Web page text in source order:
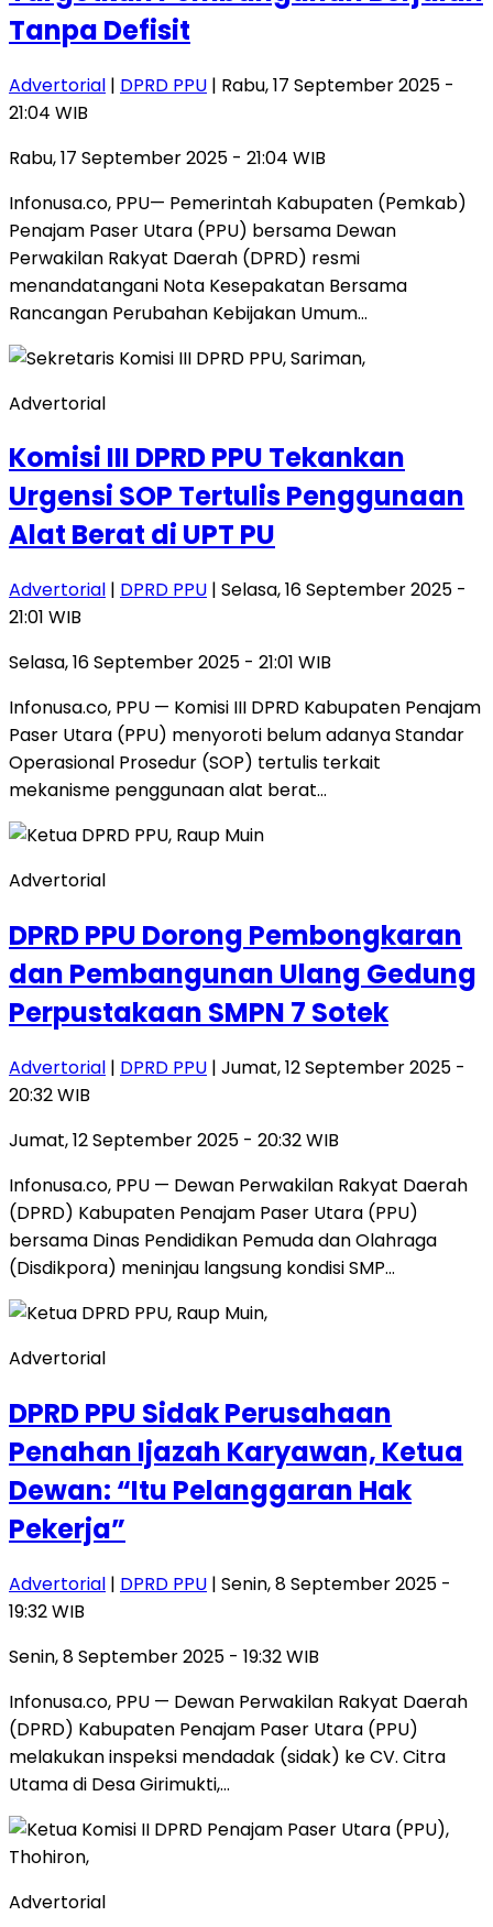
Tanpa Defisit
Advertorial | DPRD PPU | Rabu, 17 September 2025 -
21:04 WIB
Rabu, 17 September 2025 - 21:04 WIB
Infonusa.co, PPU— Pemerintah Kabupaten (Pemkab)
Penajam Paser Utara (PPU) bersama Dewan
Perwakilan Rakyat Daerah (DPRD) resmi
menandatangani Nota Kesepakatan Bersama
Rancangan Perubahan Kebijakan Umum…
Advertorial
Komisi III DPRD PPU Tekankan
Urgensi SOP Tertulis Penggunaan
Alat Berat di UPT PU
Advertorial | DPRD PPU | Selasa, 16 September 2025 -
21:01 WIB
Selasa, 16 September 2025 - 21:01 WIB
Infonusa.co, PPU — Komisi III DPRD Kabupaten Penajam
Paser Utara (PPU) menyoroti belum adanya Standar
Operasional Prosedur (SOP) tertulis terkait
mekanisme penggunaan alat berat…
Advertorial
DPRD PPU Dorong Pembongkaran
dan Pembangunan Ulang Gedung
Perpustakaan SMPN 7 Sotek
Advertorial | DPRD PPU | Jumat, 12 September 2025 -
20:32 WIB
Jumat, 12 September 2025 - 20:32 WIB
Infonusa.co, PPU — Dewan Perwakilan Rakyat Daerah
(DPRD) Kabupaten Penajam Paser Utara (PPU)
bersama Dinas Pendidikan Pemuda dan Olahraga
(Disdikpora) meninjau langsung kondisi SMP…
Advertorial
DPRD PPU Sidak Perusahaan
Penahan Ijazah Karyawan, Ketua
Dewan: “Itu Pelanggaran Hak
Pekerja”
Advertorial | DPRD PPU | Senin, 8 September 2025 -
19:32 WIB
Senin, 8 September 2025 - 19:32 WIB
Infonusa.co, PPU — Dewan Perwakilan Rakyat Daerah
(DPRD) Kabupaten Penajam Paser Utara (PPU)
melakukan inspeksi mendadak (sidak) ke CV. Citra
Utama di Desa Girimukti,…
Advertorial